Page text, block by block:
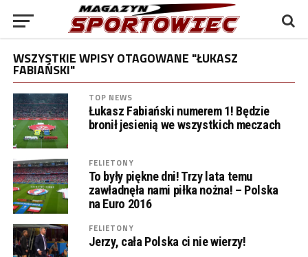
WSZYSTKIE WPISY OTAGOWANE "ŁUKASZ
FABIAŃSKI"
TOP NEWS
Łukasz Fabiański numerem 1! Będzie
bronił jesienią we wszystkich meczach
FELIETONY
To były piękne dni! Trzy lata temu
zawładnęła nami piłka nożna! – Polska
na Euro 2016
FELIETONY
Jerzy, cała Polska ci nie wierzy!